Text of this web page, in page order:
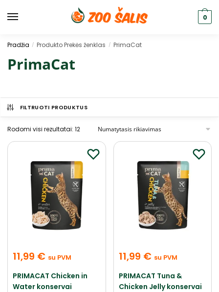
0
Pradžia / Produkto Prekės ženklas / PrimaCat
PrimaCat
FILTRUOTI PRODUKTUS
Rodomi visi rezultatai: 12
11,99 € su PVM
PRIMACAT Chicken in
Water konservai
11,99 € su PVM
PRIMACAT Tuna &
Chicken Jelly konservai